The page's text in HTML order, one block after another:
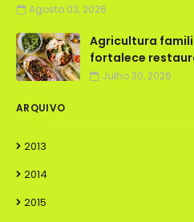
Agosto 03, 2026
Agricultura
fortalece
Julho 30, 2026
ARQUIVO
2013
2014
2015